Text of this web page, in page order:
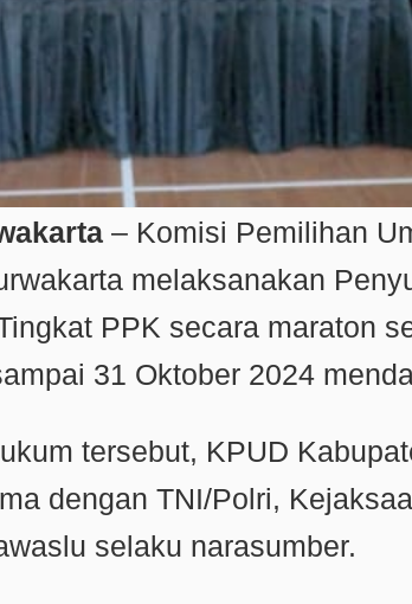
– Komisi Pemilihan
melaksanakan
PPK secara maraton
31 Oktober 2024
tersebut, KPUD
dengan TNI/Polri,
selaku narasumber.